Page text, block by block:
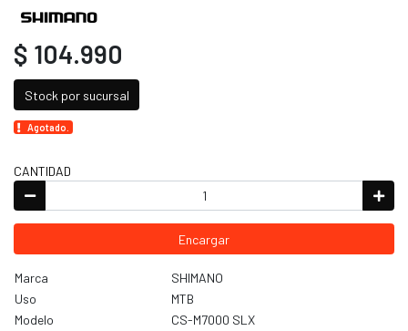
$ 104.990
Stock por sucursal
Agotado.
CANTIDAD
Encargar
Marca
SHIMANO
Uso
MTB
Modelo
CS-M7000 SLX